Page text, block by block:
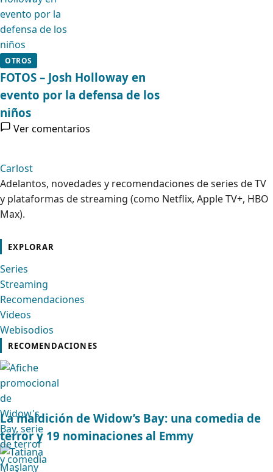
OTROS
FOTOS – Josh Holloway en
evento por la defensa de los
niños
Ver comentarios
Carlost
Adelantos, novedades y recomendaciones de series de TV
y plataformas de streaming (como Netflix, Apple TV+, HBO
Max).
EXPLORAR
Series
Streaming
Recomendaciones
Videos
Webisodios
RECOMENDACIONES
La maldición de Widow’s Bay: una comedia de
terror y 19 nominaciones al Emmy